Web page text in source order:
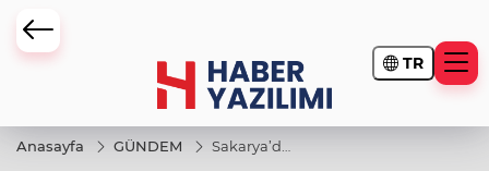
TR
Anasayfa GÜNDEM
Sakarya’da